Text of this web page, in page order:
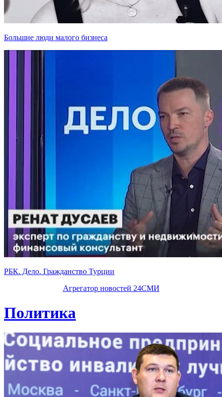
Большие люди малого бизнеса
РБК. Дело. Гражданство Турции
Агрегатор новостей 24СМИ
Политика